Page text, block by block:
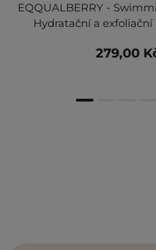
EQQUALBERRY -
Hydratační a
279,00